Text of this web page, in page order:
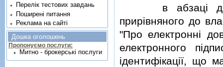
в абзацi
прирiвняного до
"Про електроннi
електронного
iдентифiкацiї, що
Перелік тестових завдань
Поширені питання
Реклама на сайті
Дошка оголошень
Пропонуємо послуги:
Митно - брокерські послуги